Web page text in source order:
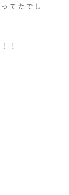
てたでし
！